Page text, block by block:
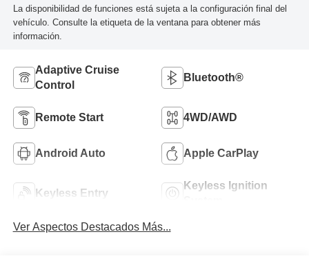
La disponibilidad de funciones está sujeta a la configuración final del
vehículo. Consulte la etiqueta de la ventana para obtener más
información.
Adaptive Cruise
Control
Bluetooth®
Remote Start 4WD/AWD
Android Auto Apple CarPlay
Keyless Entry
Keyless Ignition
Ver Aspectos Destacados Más...